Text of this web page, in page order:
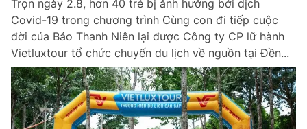
Trọn ngày 2.8, hơn 40 trẻ bị ảnh hưởng bởi dịch
Covid-19 trong chương trình Cùng con đi tiếp cuộc
đời của Báo Thanh Niên lại được Công ty CP lữ hành
Vietluxtour tổ chức chuyến du lịch về nguồn tại Đền...